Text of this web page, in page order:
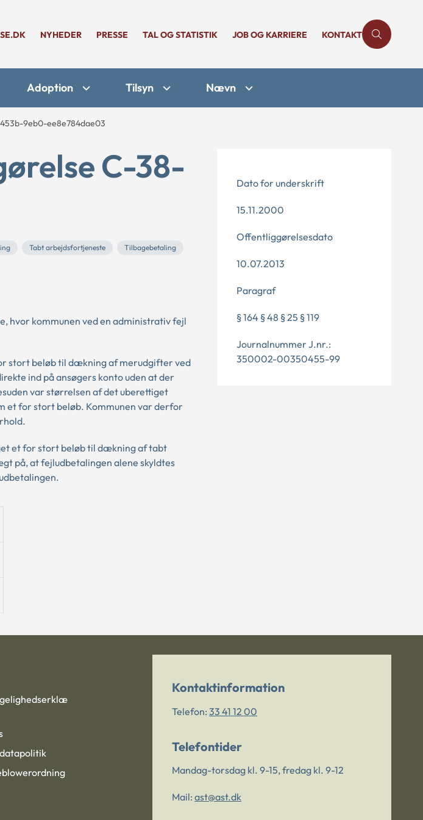
NYHEDER PRESSE TAL OG STATISTIK JOB OG KARRIERE KONTAKT
Adoption Tilsyn Nævn
9eb0-ee8e784dae03
C-38-
Tabt arbejdsfortjeneste
Tilbagebetaling
hvor kommunen ved en administrativ fejl
stort beløb til dækning af merudgifter ved
ind på ansøgers konto uden at der
var størrelsen af det uberettiget
et for stort beløb. Kommunen var derfor
et for stort beløb til dækning af tabt
på, at fejludbetalingen alene skyldtes
Dato for underskrift
15.11.2000
Offentliggørelsesdato
10.07.2013
Paragraf
§ 164 § 48 § 25 § 119
Journalnummer J.nr.:
350002-00350455-99
Kontaktinformation
Telefon: 33 41 12 00
Telefontider
Mandag-torsdag kl. 9-15, fredag kl. 9-12
Mail: ast@ast.dk